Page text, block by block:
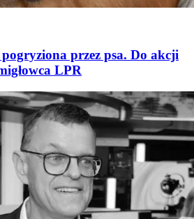
przez psa. Do akcji
LPR